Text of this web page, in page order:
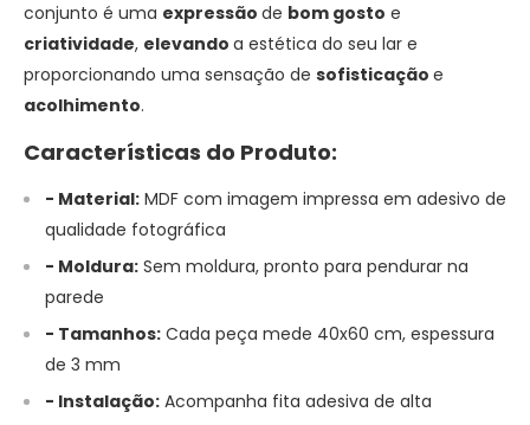
conjunto é uma expressão de bom gosto e
criatividade, elevando a estética do seu lar e
proporcionando uma sensação de sofisticação e
acolhimento.
Características do Produto:
- Material: MDF com imagem impressa em adesivo de
qualidade fotográfica
- Moldura: Sem moldura, pronto para pendurar na
parede
- Tamanhos: Cada peça mede 40x60 cm, espessura
de 3 mm
- Instalação: Acompanha fita adesiva de alta